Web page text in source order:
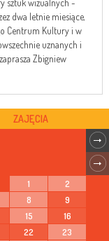
sztuk wizualnych -
dwa letnie miesiące,
Centrum Kultury i w
uznanych i
Zbigniew
ZAJĘCIA
1
2
8
9
15
16
22
23